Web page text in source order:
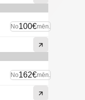
No100€mēn.
No162€mēn.